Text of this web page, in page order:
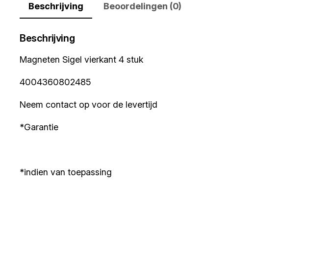
Beschrijving Beoordelingen (0)
Beschrijving
Magneten Sigel vierkant 4 stuk
4004360802485
Neem contact op voor de levertijd
*Garantie
*indien van toepassing